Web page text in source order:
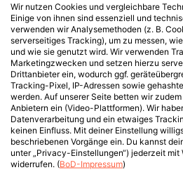
Wir nutzen Cookies und vergleichbare
Einige von ihnen sind essenziell und
verwenden wir Analysemethoden (z. B.
serverseitiges Tracking), um zu messen,
und wie sie genutzt wird. Wir verwenden
Marketingzwecken und setzen hierzu
Drittanbieter ein, wodurch ggf.
Tracking-Pixel, IP-Adressen sowie
werden. Auf unserer Seite betten wir
Anbietern ein (Video-Plattformen). Wir
Datenverarbeitung und ein etwaiges
keinen Einfluss. Mit deiner Einstellung
beschriebenen Vorgänge ein. Du kannst
unter „Privacy-Einstellungen“) jederzeit
widerrufen. (BoD-Impressum)